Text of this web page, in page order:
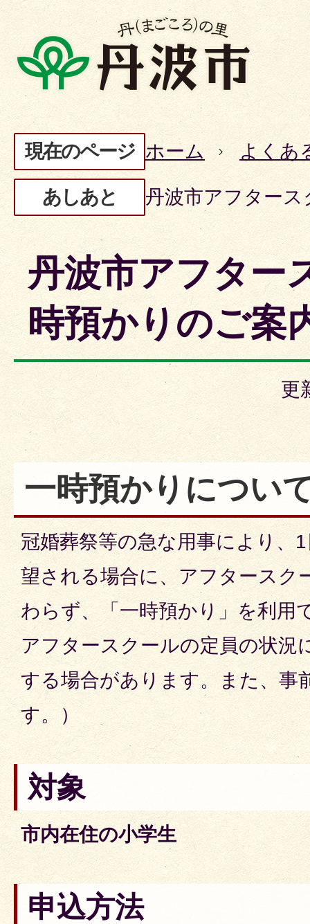
現在のページ ホーム よくあ
あしあと 丹波市アフター
丹波市アフター
時預かりのご案
更
一時預かりについ
冠婚葬祭等の急な用事により、
望される場合に、アフタースク
わらず、「一時預かり」を利用
アフタースクールの定員の状況
する場合があります。また、事
す。）
対象
市内在住の小学生
申込方法